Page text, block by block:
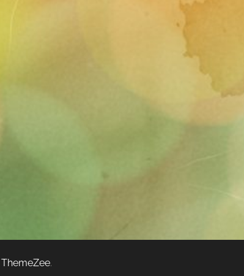
ThemeZee.